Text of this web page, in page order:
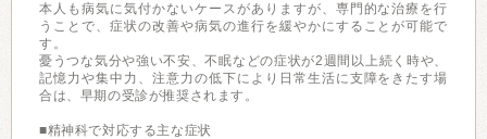
本人も病気に気付かないケースがありますが、専門的な治療を行
うことで、症状の改善や病気の進行を緩やかにすることが可能で
す。
憂うつな気分や強い不安、不眠などの症状が2週間以上続く時や、
記憶力や集中力、注意力の低下により日常生活に支障をきたす場
合は、早期の受診が推奨されます。
■精神科で対応する主な症状